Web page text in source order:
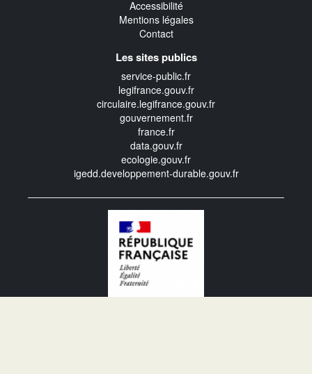
Accessibilité
Mentions légales
Contact
Les sites publics
service-public.fr
legifrance.gouv.fr
circulaire.legifrance.gouv.fr
gouvernement.fr
france.fr
data.gouv.fr
ecologie.gouv.fr
igedd.developpement-durable.gouv.fr